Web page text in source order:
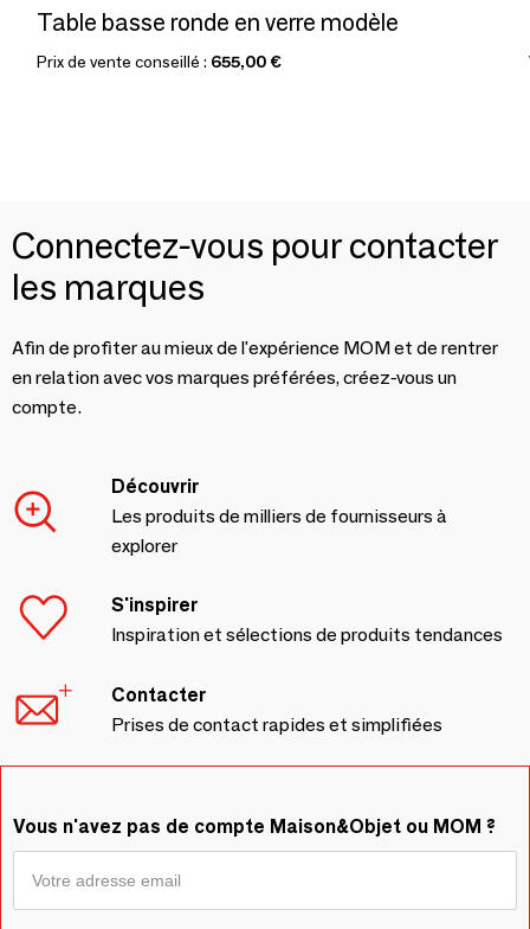
Table basse ronde en verre modèle
Prix de vente conseillé : 655,00 €
Connectez-vous pour contacter
les marques
Afin de profiter au mieux de l'expérience MOM et de rentrer
en relation avec vos marques préférées, créez-vous un
compte.
Découvrir
Les produits de milliers de fournisseurs à
explorer
S'inspirer
Inspiration et sélections de produits tendances
Contacter
Prises de contact rapides et simplifiées
Vous n'avez pas de compte Maison&Objet ou MOM ?